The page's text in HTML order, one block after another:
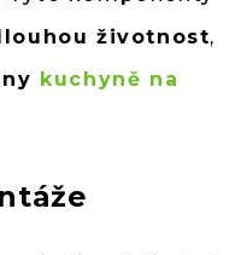
životnost,
kuchyně na